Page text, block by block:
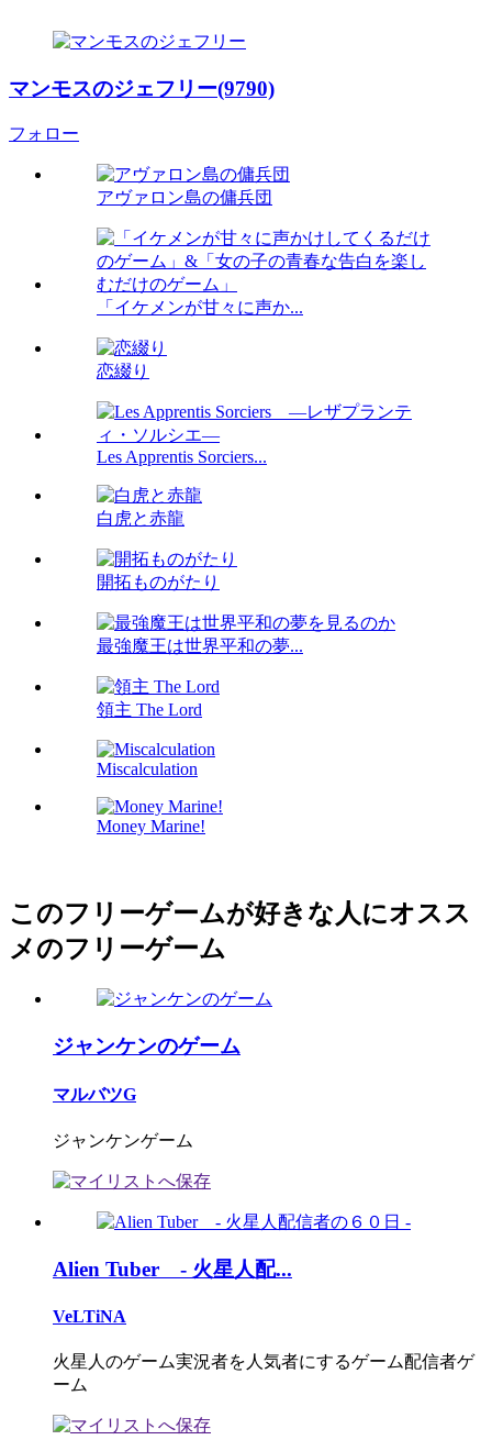
マンモスのジェフリー(9790)
フォロー
アヴァロン島の傭兵団
「イケメンが甘々に声か...
恋綴り
Les Apprentis Sorciers...
白虎と赤龍
開拓ものがたり
最強魔王は世界平和の夢...
領主 The Lord
Miscalculation
Money Marine!
このフリーゲームが好きな人にオスス
メのフリーゲーム
ジャンケンのゲーム
マルバツG
ジャンケンゲーム
Alien Tuber - 火星人配...
VeLTiNA
火星人のゲーム実況者を人気者にするゲーム配信者ゲ
ーム